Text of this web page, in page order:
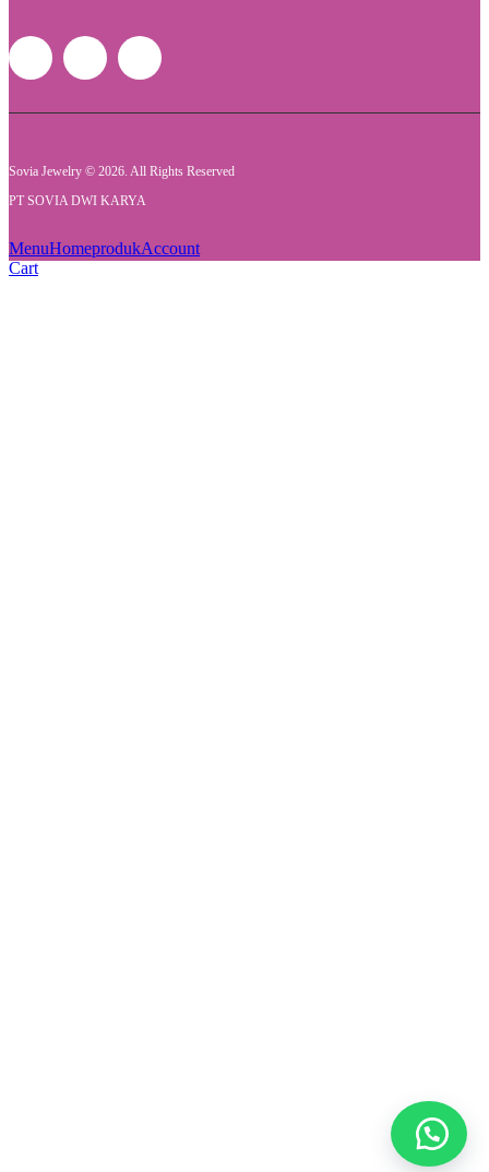
Sovia Jewelry © 2026. All Rights Reserved
PT SOVIA DWI KARYA
MenuHomeprodukAccount
Cart